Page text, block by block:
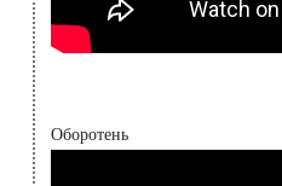
Оборотень